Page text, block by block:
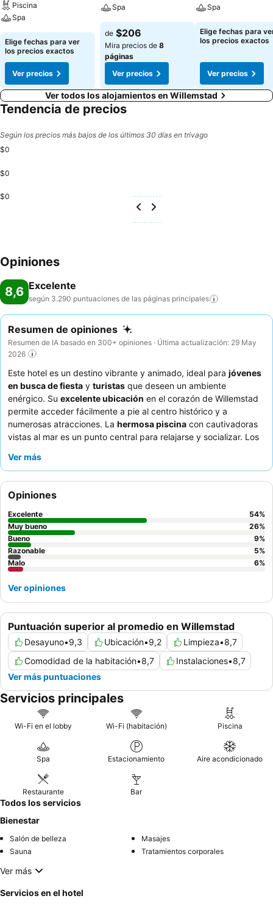
Piscina
Spa
Elige fechas para ver
los precios exactos
Ver precios
Spa
de $206
Mira precios de 8
páginas
Ver precios
Spa
Elige fechas para
los precios exactos
Ver precios
Ver todos los alojamientos en Willemstad
Tendencia de precios
Según los precios más bajos de los últimos 30 días en trivago
$0
$0
$0
Opiniones
8,6 Excelente
según 3.290 puntuaciones de las páginas principales
Resumen de opiniones
Resumen de IA basado en 300+ opiniones · Última actualización: 29 May
2026
Este hotel es un destino vibrante y animado, ideal para jóvenes
en busca de fiesta y turistas que deseen un ambiente
enérgico. Su excelente ubicación en el corazón de Willemstad
permite acceder fácilmente a pie al centro histórico y a
numerosas atracciones. La hermosa piscina con cautivadoras
vistas al mar es un punto central para relajarse y socializar. Los
servicio
una animada happy hour con DJ. Para una experiencia más
tranquila, se recomienda a los huéspedes solicitar habitaciones
conaislamiento acústico eficaz
zona de entretenimiento nocturno.
Ver más
Puntuación superior al promedio en Willemstad
Desayuno•9,3 Ubicación•9,2 Limpieza•8,7
Comodidad de la habitación•8,7 Instalaciones•8,7
Ver más puntuaciones
Opiniones
Excelente 54%
Muy bueno
26%
Bueno
9%
Razonable
5%
Malo
6%
Ver opiniones
Servicios principales
Wi-Fi en el lobby Wi-Fi (habitación) Piscina
Spa Estacionamiento Aire acondicionado
Restaurante Bar
Todos los servicios
Bienestar
Salón de belleza
Masajes
Sauna
Tratamientos corporales
Ver más
Servicios en el hotel